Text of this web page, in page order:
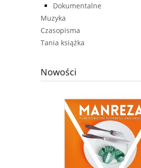
Dokumentalne
Muzyka
Czasopisma
Tania książka
Nowości